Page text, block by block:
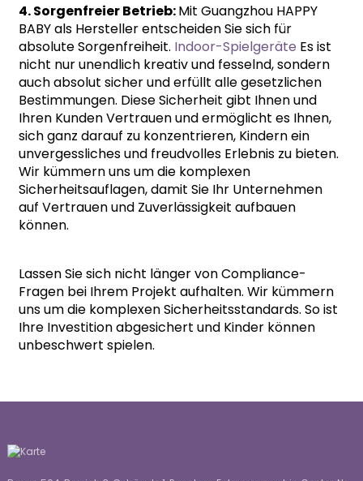
4. Sorgenfreier Betrieb:Mit Guangzhou HAPPY
BABY als Hersteller entscheiden Sie sich für
absolute Sorgenfreiheit. Indoor-Spielgeräte Es ist
nicht nur unendlich kreativ und fesselnd, sondern
auch absolut sicher und erfüllt alle gesetzlichen
Bestimmungen. Diese Sicherheit gibt Ihnen und
Ihren Kunden Vertrauen und ermöglicht es Ihnen,
sich ganz darauf zu konzentrieren, Kindern ein
unvergessliches und freudvolles Erlebnis zu bieten.
Wir kümmern uns um die komplexen
Sicherheitsauflagen, damit Sie Ihr Unternehmen
auf Vertrauen und Zuverlässigkeit aufbauen
können.
Lassen Sie sich nicht länger von Compliance-
Fragen bei Ihrem Projekt aufhalten. Wir kümmern
uns um die komplexen Sicherheitsstandards. So ist
Ihre Investition abgesichert und Kinder können
unbeschwert spielen.